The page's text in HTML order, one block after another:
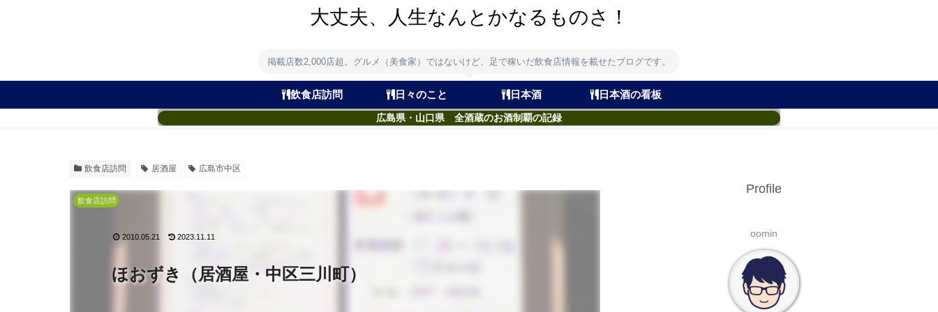
大丈夫、人生なんとかなるものさ！
掲載店数2,000店超。グルメ（美食家）ではないけど、足で稼いだ飲食店情報を載せたブログです。
飲食店訪問 日々のこと 日本酒 日本酒の看板
広島県・山口県 全酒蔵のお酒制覇の記録
飲食店訪問 居酒屋 広島市中区
ほおずき（居酒屋・中区三川町）
飲食店訪問
2010.05.21 2023.11.11
Profile
oomin